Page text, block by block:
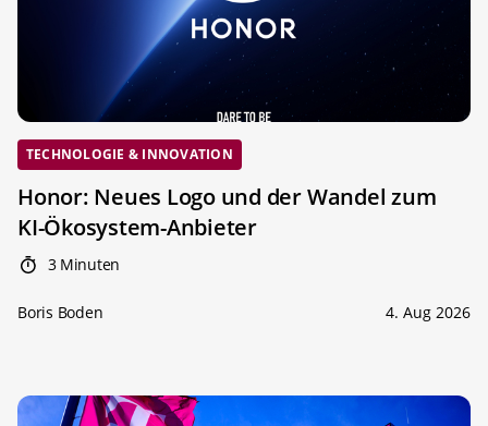
TECHNOLOGIE & INNOVATION
Honor: Neues Logo und der Wandel zum
KI-Ökosystem-Anbieter
3 Minuten
Boris Boden 4. Aug 2026